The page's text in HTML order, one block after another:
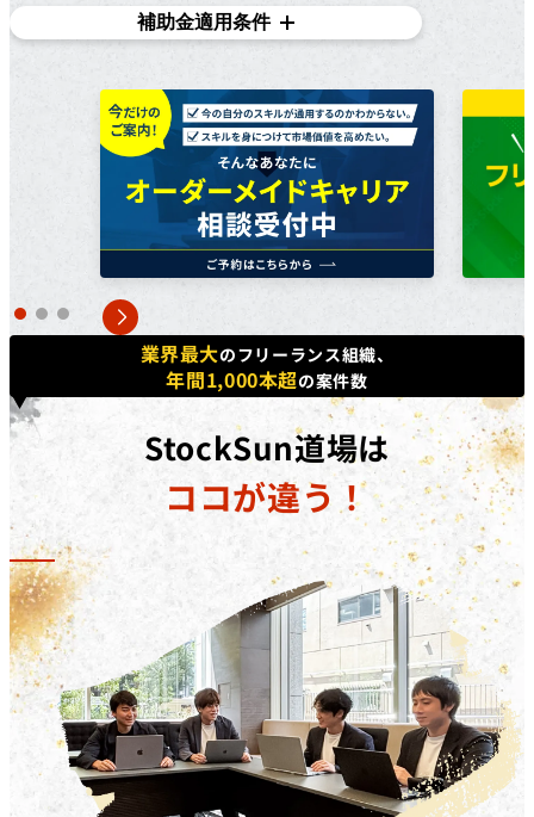
補助金適用条件
対象条件
在職者であり、​雇用主の​変更を​伴う​転職を​目指している
方で​あれば、​正社員、​契約・派遣社員、​パートや​アルバ
イトの​方など、​幅広く​ご利用いただけます。詳しくは無
料個別相談にてご相談ください。
対象コース
キャッシュバックを​受けられる​コースは​「動画編集道場
Pro」​「広告運用道場」​「TechElite」​「LINE道場」
「動画デザイン道場」「YouTubeディレクター道場」
「LPO道場」「SNSデザイン道場」​です。
補助金の詳細
対象コースを​受講修了した​際に、​受講料(税抜)の​50%相
当額を​給付いたします。​さらに、​ 弊社紹介経由の転職
後、1年間継続就業で追加の受講料(税抜)20%相当額を
給付いたします。
※リスキリング補助金の予算に達し次第終了となりま
す。
業界最大のフリーランス組織、
年間1,000本超の案件数
StockSun道場は
ココが違う！